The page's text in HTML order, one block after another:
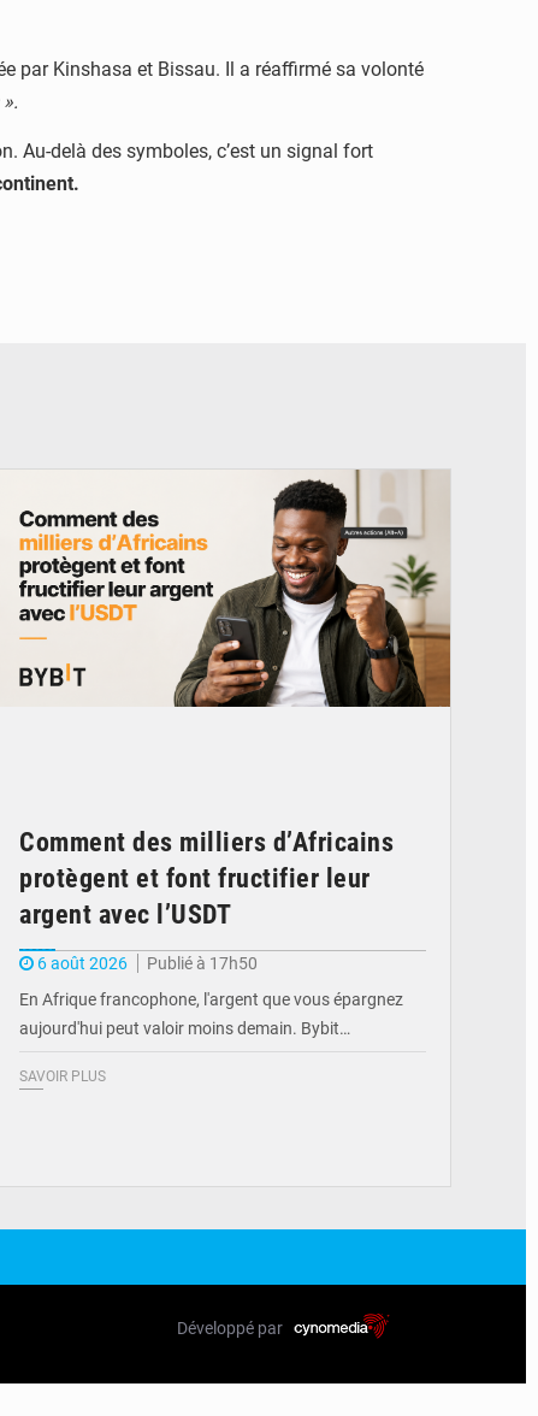
par Kinshasa et Bissau. Il a réaffirmé sa volonté
Au-delà des symboles, c’est un signal fort
Comment des milliers d’Africains
protègent et font fructifier leur
argent avec l’USDT
6 août 2026
Publié à 17h50
En Afrique francophone, l'argent que vous épargnez
aujourd'hui peut valoir moins demain. Bybit…
SAVOIR PLUS
Développé par